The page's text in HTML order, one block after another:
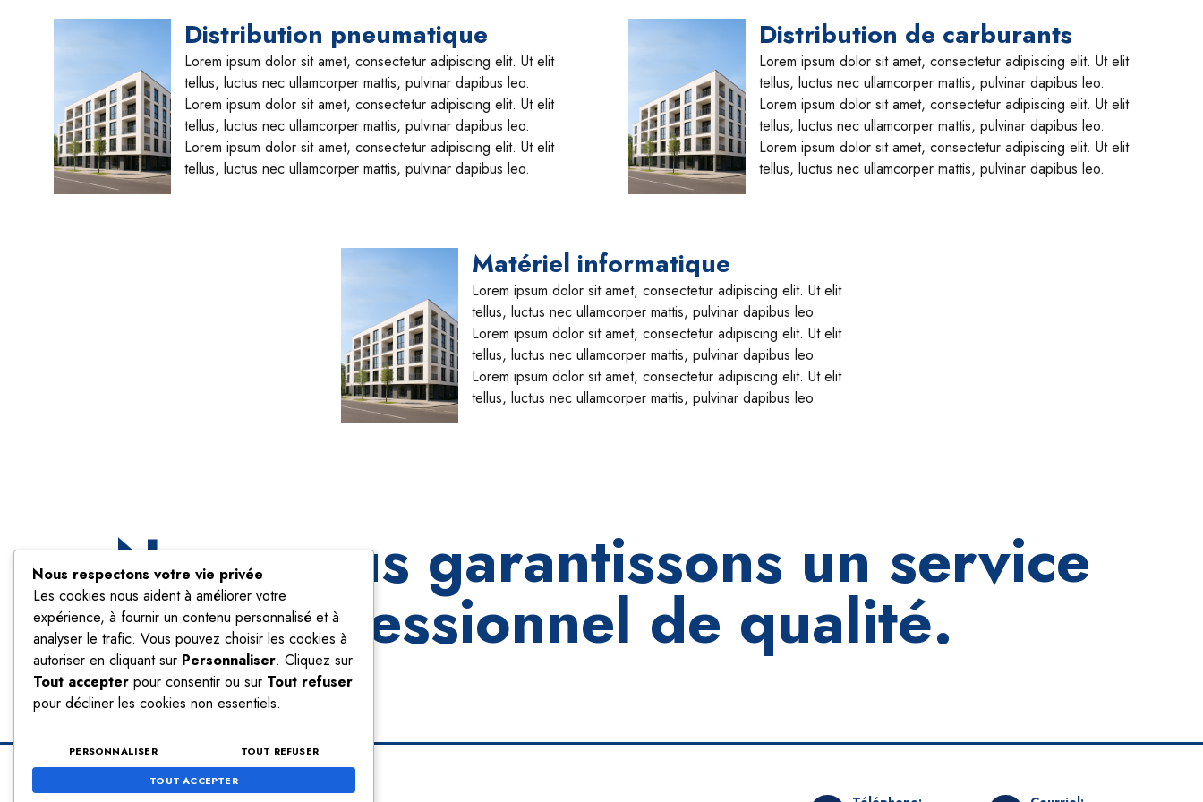
Distribution pneumatique
Lorem ipsum dolor sit amet, consectetur adipiscing elit. Ut elit
tellus, luctus nec ullamcorper mattis, pulvinar dapibus leo.
Lorem ipsum dolor sit amet, consectetur adipiscing elit. Ut elit
tellus, luctus nec ullamcorper mattis, pulvinar dapibus leo.
Lorem ipsum dolor sit amet, consectetur adipiscing elit. Ut elit
tellus, luctus nec ullamcorper mattis, pulvinar dapibus leo.
Distribution de carburants
Lorem ipsum dolor sit amet, consectetur adipiscing elit. Ut elit
tellus, luctus nec ullamcorper mattis, pulvinar dapibus leo.
Lorem ipsum dolor sit amet, consectetur adipiscing elit. Ut elit
tellus, luctus nec ullamcorper mattis, pulvinar dapibus leo.
Lorem ipsum dolor sit amet, consectetur adipiscing elit. Ut elit
tellus, luctus nec ullamcorper mattis, pulvinar dapibus leo.
Matériel informatique
Lorem ipsum dolor sit amet, consectetur adipiscing elit. Ut elit
tellus, luctus nec ullamcorper mattis, pulvinar dapibus leo.
Lorem ipsum dolor sit amet, consectetur adipiscing elit. Ut elit
tellus, luctus nec ullamcorper mattis, pulvinar dapibus leo.
Lorem ipsum dolor sit amet, consectetur adipiscing elit. Ut elit
tellus, luctus nec ullamcorper mattis, pulvinar dapibus leo.
Nous vous garantissons un service
professionnel de qualité.
Nous respectons votre vie privée
Les cookies nous aident à améliorer votre
expérience, à fournir un contenu personnalisé et à
analyser le trafic. Vous pouvez choisir les cookies à
autoriser en cliquant sur Personnaliser. Cliquez sur
Tout accepter pour consentir ou sur Tout refuser
pour décliner les cookies non essentiels.
PERSONNALISER TOUT REFUSER
TOUT ACCEPTER